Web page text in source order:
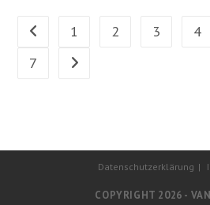
Zur vorherigen Seite
1 2 3 4
7
Zur nächsten Seite
Datenschutzerklärung
COPYRIGHT 2026 -